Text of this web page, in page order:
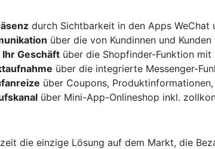
durch Sichtbarkeit in den Apps WeChat
über die von Kundinnen und
Geschäft über die Shopfinder-Funktion
über die integrierte Messenger-
über Coupons,
über Mini-App-Onlineshop inkl.
die einzige Lösung auf dem Markt, die